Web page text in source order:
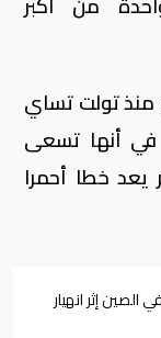
منذ تولت تساي
الصين في أنها تسعى
خطا أحمرا
شخصاً في الصين إثر انهيار